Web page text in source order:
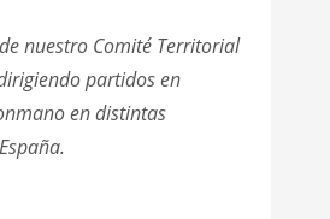
nuestro Comité Territorial
partidos en
en distintas